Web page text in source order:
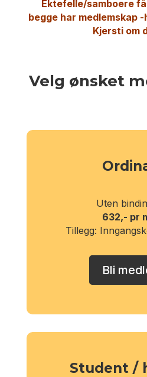
Ektefelle/samboere
begge har medlemskap
Kjersti om
Velg ønsket
Uten
632,- pr
Tillegg:
Bli
Student /